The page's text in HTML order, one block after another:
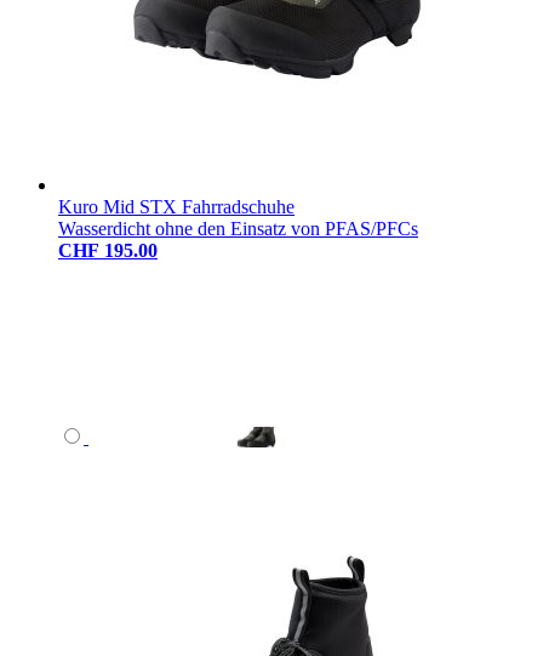
Kuro Mid STX Fahrradschuhe
Wasserdicht ohne den Einsatz von PFAS/PFCs
CHF 195.00